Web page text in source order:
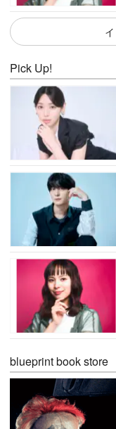
Pick Up!
blueprint book store